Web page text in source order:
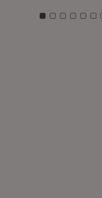
Zu Kachel: 0
Zu Kachel:
ZuZuZu